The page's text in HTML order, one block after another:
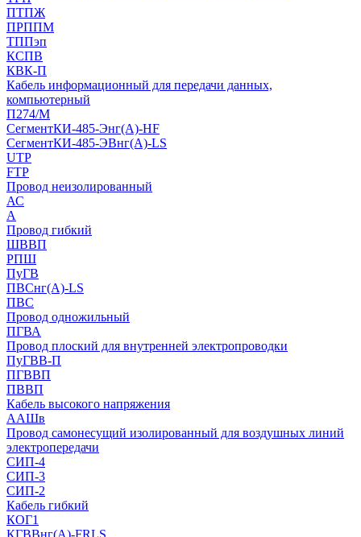
ПТПЖ
ПРППМ
ТППэп
КСПВ
КВК-П
Кабель информационный для передачи данных,
компьютерный
П274/М
СегментКИ-485-Энг(А)-HF
СегментКИ-485-ЭВнг(А)-LS
UTP
FTP
Провод неизолированный
АС
А
Провод гибкий
ШВВП
РПШ
ПуГВ
ПВСнг(А)-LS
ПВС
Провод одножильный
ПГВА
Провод плоский для внутренней электропроводки
ПуГВВ-П
ПГВВП
ПВВП
Кабель высокого напряжения
ААШв
Провод самонесущий изолированный для воздушных линий
электропередачи
СИП-4
СИП-3
СИП-2
Кабель гибкий
КОГ1
КГВВнг(А)-FRLS